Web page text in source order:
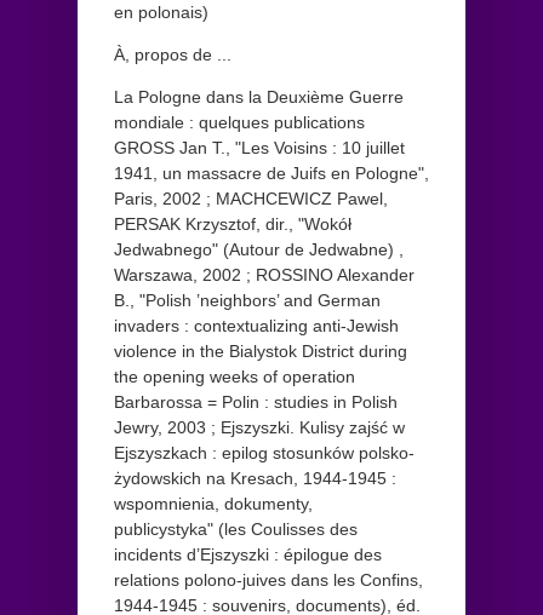
en polonais)
À, propos de ...
La Pologne dans la Deuxième Guerre
mondiale : quelques publications
GROSS Jan T., "Les Voisins : 10 juillet
1941, un massacre de Juifs en Pologne",
Paris, 2002 ; MACHCEWICZ Pawel,
PERSAK Krzysztof, dir., "Wokół
Jedwabnego" (Autour de Jedwabne) ,
Warszawa, 2002 ; ROSSINO Alexander
B., "Polish ’neighbors’ and German
invaders : contextualizing anti-Jewish
violence in the Bialystok District during
the opening weeks of operation
Barbarossa = Polin : studies in Polish
Jewry, 2003 ; Ejszyszki. Kulisy zajść w
Ejszyszkach : epilog stosunków polsko-
żydowskich na Kresach, 1944-1945 :
wspomnienia, dokumenty,
publicystyka" (les Coulisses des
incidents d’Ejszyszki : épilogue des
relations polono-juives dans les Confins,
1944-1945 : souvenirs, documents), éd.